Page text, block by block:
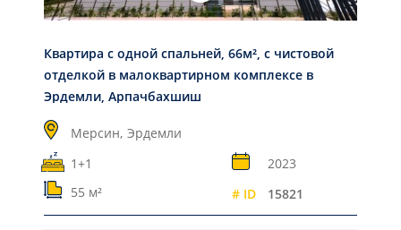
Квартира с одной спальней, 66м², с чистовой
отделкой в малоквартирном комплексе в
Эрдемли, Арпачбахшиш
Мерсин, Эрдемли
1+1
2023
55 м²
# ID 15821